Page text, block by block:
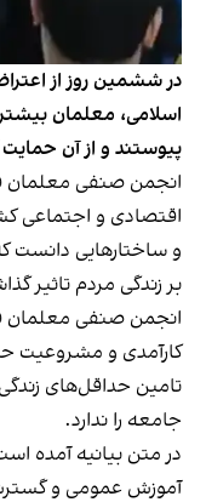
در ششمین روز از
اسلامی، معلمان
پیوستند و از آن حمایت
انجمن صنفی معلمان
اقتصادی و اجتماعی
و ساختارهایی
بر زندگی مردم تاثیر
انجمن صنفی معلمان
کارآمدی و مشروعیت
تامین حداقل‌های
جامعه را ندارد.
در متن بیانیه آمده
آموزش عمومی و